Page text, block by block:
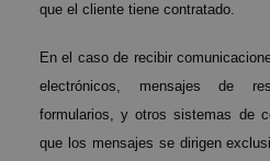
que el cliente tiene contratado.
En el caso de recibir
electrónicos, mensajes de
formularios, y otros sistemas de
que los mensajes se dirigen